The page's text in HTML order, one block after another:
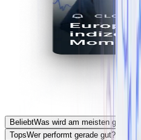
BeliebtWas wird am meisten getradet?
TopsWer performt gerade gut?